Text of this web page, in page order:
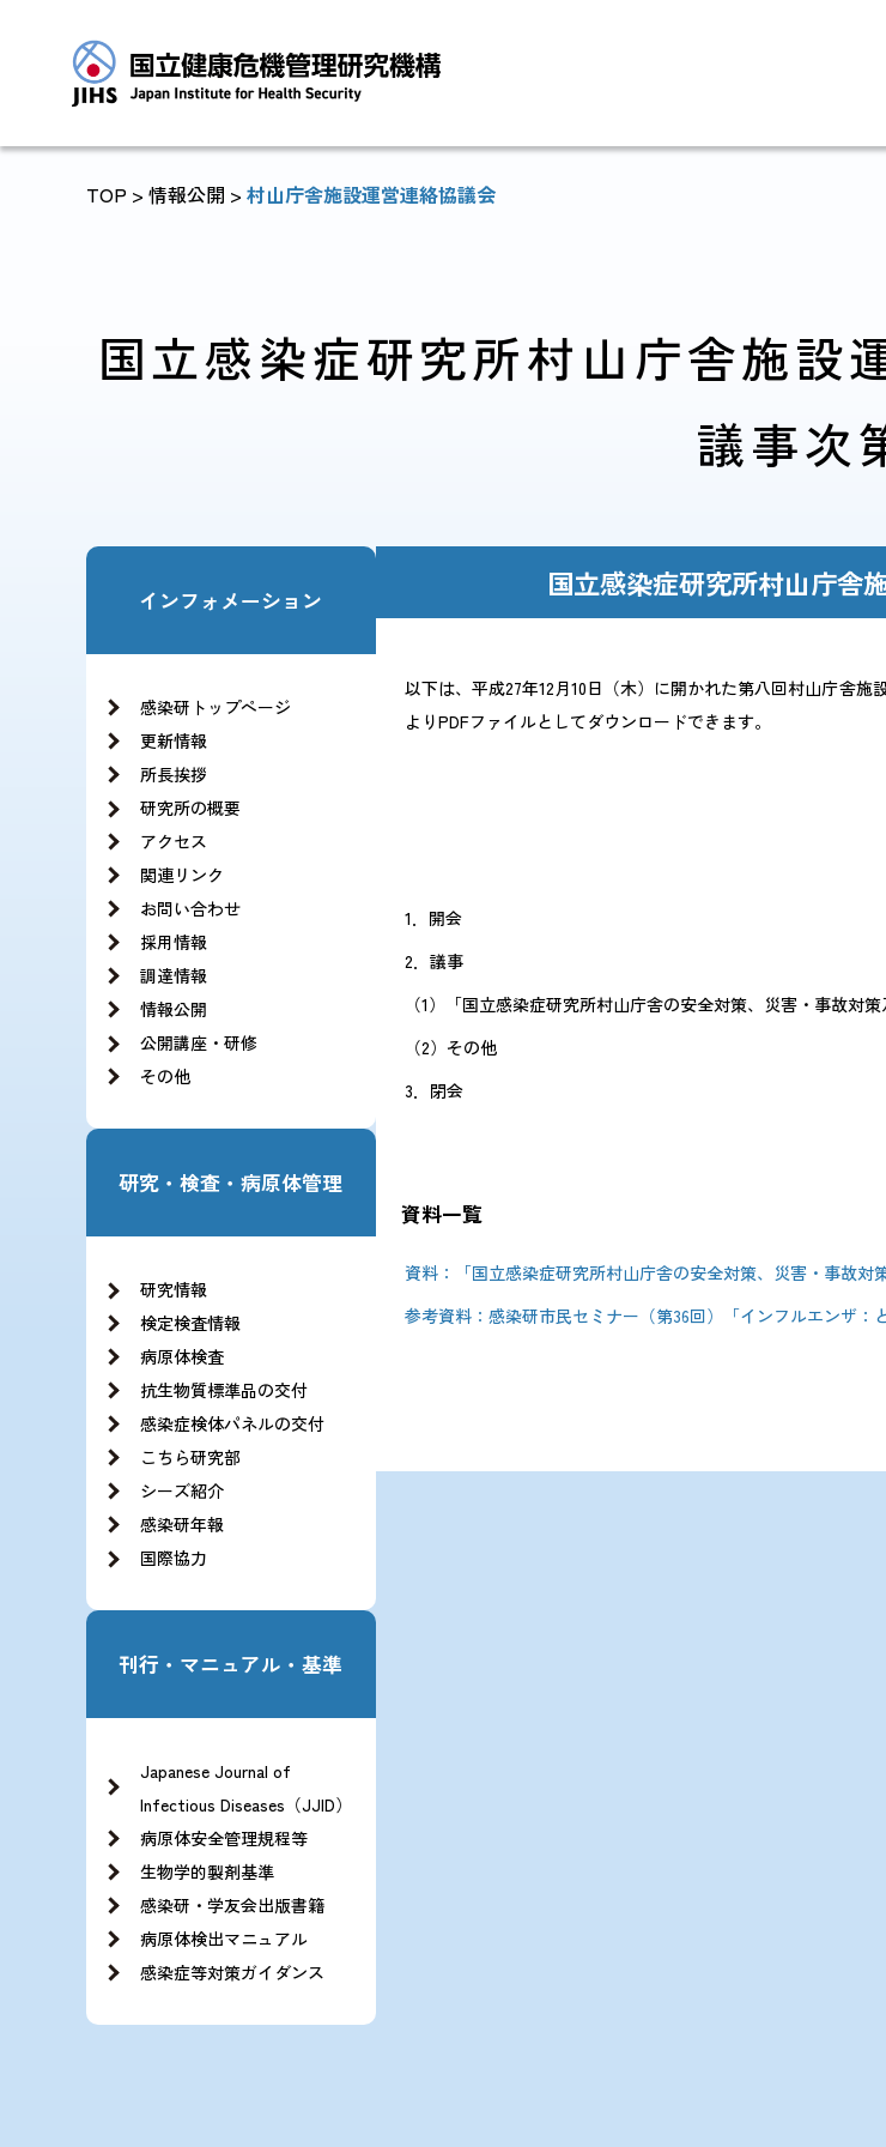
研究関係
お知らせ一覧
沿革
役員紹介
理念と基本方針
組織図
記録 旧NCGMのCOVID-19の新型コロナウイルス対応
TOP > 情報公開 > 村山庁舎施設運営連絡協議会
国立感染症研究所村山庁舎施設
議事次
インフォメーション
感染研トップページ
更新情報
所長挨拶
研究所の概要
アクセス
関連リンク
お問い合わせ
採用情報
調達情報
情報公開
公開講座・研修
その他
研究・検査・病原体管理
研究情報
検定検査情報
病原体検査
抗生物質標準品の交付
感染症検体パネルの交付
こちら研究部
シーズ紹介
感染研年報
国際協力
刊行・マニュアル・基準
Japanese Journal of
Infectious Diseases（JJID）
病原体安全管理規程等
生物学的製剤基準
感染研・学友会出版書籍
病原体検出マニュアル
感染症等対策ガイダンス
国立感染症研究所村山庁舎
以下は、平成27年12月10日（木）に開かれた第八回村山庁舎
よりPDFファイルとしてダウンロードできます。
1．開会
2．議事
（1）「国立感染症研究所村山庁舎の安全対策、災害・事故対
（2）その他
3．閉会
資料一覧
資料：「国立感染症研究所村山庁舎の安全対策、災害・事故
参考資料：感染研市民セミナー（第36回）「インフルエンザ：